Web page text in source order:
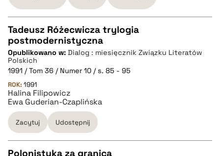
pobierz cytat
CZYSTY TEKST
pobierz cytat
BIBTEX
pobierz cytat
Tadeusz Różecwicza trylogia
postmodernistyczna
Opublikowano w: Dialog : miesięcznik Związku Literatów
Polskich
1991 / Tom 36 / Numer 10 / s. 85 - 95
ROK: 1991
Halina Filipowicz
Ewa Guderian-Czaplińska
Zacytuj Udostępnij
Polonistyka za granicą